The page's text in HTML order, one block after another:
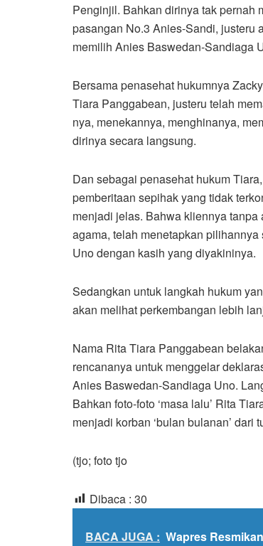
Penginjil. Bahkan dirinya tak pernah
pasangan No.3 Anies-Sandi, justeru
memilih Anies Baswedan-Sandiaga
Bersama penasehat hukumnya
Tiara Panggabean, justeru telah
nya, menekannya, menghinanya,
dirinya secara langsung.
Dan sebagai penasehat hukum
pemberitaan sepihak yang tidak
menjadi jelas. Bahwa kliennya
agama, telah menetapkan
Uno dengan kasih yang diyakininya.
Sedangkan untuk langkah hukum
akan melihat perkembangan lebih
Nama Rita Tiara Panggabean
rencananya untuk menggelar
Anies Baswedan-Sandiaga Uno.
Bahkan foto-foto ‘masa lalu’ Rita
menjadi korban ‘bulan bulanan’
(tjo; foto tjo
Dibaca : 30
BACA JUGA : Wapres